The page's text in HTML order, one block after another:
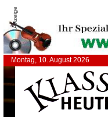
Anzeige
Montag, 10. August 2026